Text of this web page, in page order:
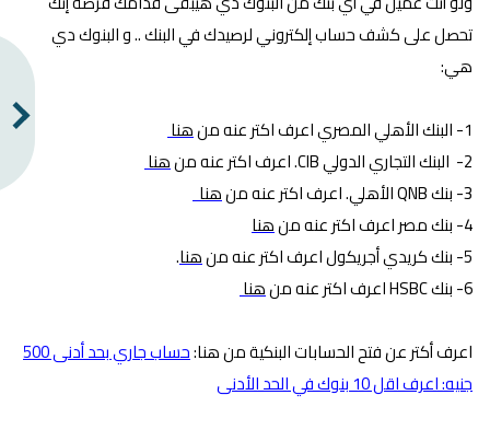
تحصل على كشف حساب إلكتروني لرصيدك في البنك .. و البنوك دي
هي:
1- البنك الأهلي المصري اعرف اكتر عنه من
هنا
2- البنك التجاري الدولي CIB. اعرف اكتر عنه من
هنا
3- بنك QNB الأهلي. اعرف اكتر عنه من
هنا
4- بنك مصر اعرف اكتر عنه من
هنا
5- بنك كريدي أجريكول اعرف اكتر عنه من
هنا.
6- بنك HSBC اعرف اكتر عنه من
هنا
اعرف أكتر عن فتح الحسابات البنكية من هنا:
حساب جاري بحد أدنى 500
جنيه: اعرف اقل 10 بنوك في الحد الأدنى